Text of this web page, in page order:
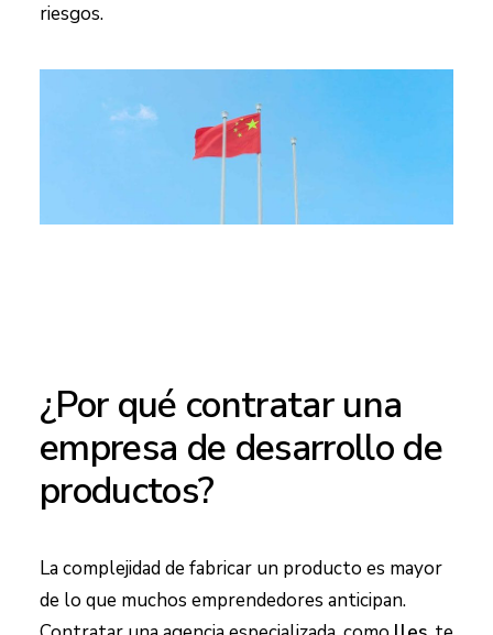
riesgos.
¿Por qué contratar una
empresa de desarrollo de
productos?
La complejidad de fabricar un producto es mayor
de lo que muchos emprendedores anticipan.